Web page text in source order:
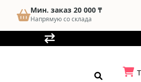
Мин. заказ 20 000 ₸
Напрямую со склада